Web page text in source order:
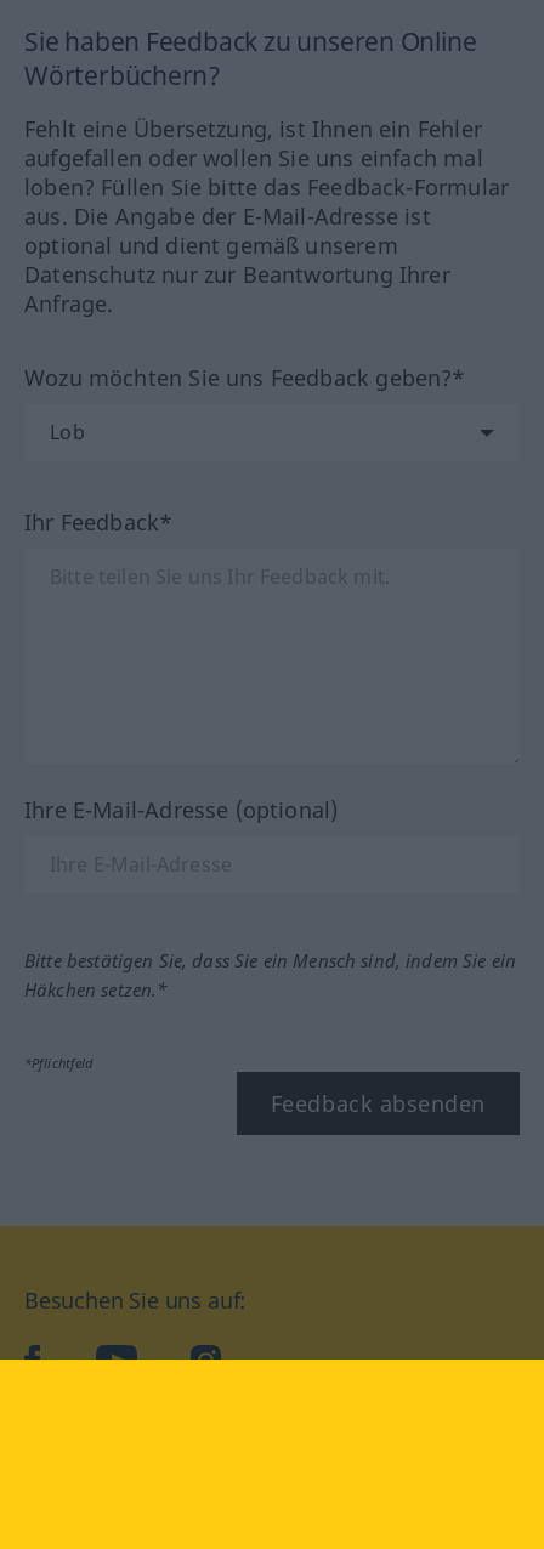
Sie haben Feedback zu unseren Online
Wörterbüchern?
Fehlt eine Übersetzung, ist Ihnen ein Fehler
aufgefallen oder wollen Sie uns einfach mal
loben? Füllen Sie bitte das Feedback-Formular
aus. Die Angabe der E-Mail-Adresse ist
optional und dient gemäß unserem
Datenschutz nur zur Beantwortung Ihrer
Anfrage.
Wozu möchten Sie uns Feedback geben?*
Ihr Feedback*
Ihre E-Mail-Adresse (optional)
Bitte bestätigen Sie, dass Sie ein Mensch sind, indem Sie ein
Häkchen setzen.*
*Pflichtfeld
Feedback absenden
Besuchen Sie uns auf:
facebookYouTube Instagram